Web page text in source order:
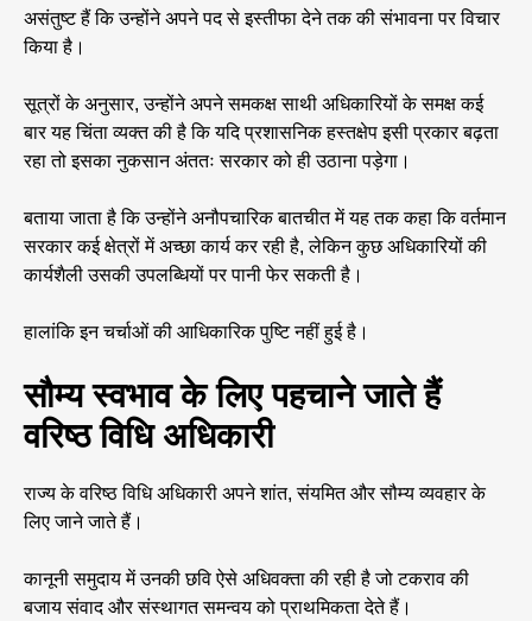
असंतुष्ट हैं कि उन्होंने अपने पद से इस्तीफा देने तक की संभावना पर विचार
किया है।
सूत्रों के अनुसार, उन्होंने अपने समकक्ष साथी अधिकारियों के समक्ष कई
बार यह चिंता व्यक्त की है कि यदि प्रशासनिक हस्तक्षेप इसी प्रकार बढ़ता
रहा तो इसका नुकसान अंततः सरकार को ही उठाना पड़ेगा।
बताया जाता है कि उन्होंने अनौपचारिक बातचीत में यह तक कहा कि वर्तमान
सरकार कई क्षेत्रों में अच्छा कार्य कर रही है, लेकिन कुछ अधिकारियों की
कार्यशैली उसकी उपलब्धियों पर पानी फेर सकती है।
हालांकि इन चर्चाओं की आधिकारिक पुष्टि नहीं हुई है।
सौम्य स्वभाव के लिए पहचाने जाते हैं
वरिष्ठ विधि अधिकारी
राज्य के वरिष्ठ विधि अधिकारी अपने शांत, संयमित और सौम्य व्यवहार के
लिए जाने जाते हैं।
कानूनी समुदाय में उनकी छवि ऐसे अधिवक्ता की रही है जो टकराव की
बजाय संवाद और संस्थागत समन्वय को प्राथमिकता देते हैं।